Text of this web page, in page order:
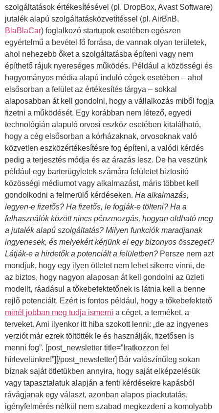
szolgáltatások értékesítésével (pl. DropBox, Avast Software)
jutalék alapú szolgáltatásközvetítéssel (pl. AirBnB,
BlaBlaCar) foglalkozó startupok esetében egészen
egyértelmű a bevétel fő forrása, de vannak olyan területek,
ahol nehezebb őket a szolgáltatásba építeni vagy nem
építhető rájuk nyereséges működés. Például a közösségi és
hagyományos média alapú induló cégek esetében – ahol
elsősorban a felület az értékesítés tárgya – sokkal
alaposabban át kell gondolni, hogy a vállalkozás miből fogja
fizetni a működését. Egy korábban nem létező, egyedi
technológián alapuló orvosi eszköz esetében kitalálható,
hogy a cég elsősorban a kórházaknak, orvosoknak való
közvetlen eszközértékesítésre fog építeni, a valódi kérdés
pedig a terjesztés módja és az árazás lesz. De ha veszünk
például egy barterügyletek számára felületet biztosító
közösségi médiumot vagy alkalmazást, máris többet kell
gondolkodni a felmerülő kérdéseken. Ha alkalmazás,
legyen-e fizetős? Ha fizetős, le fogják-e tölteni? Ha a
felhasználók között nincs pénzmozgás, hogyan oldható meg
a jutalék alapú szolgáltatás? Milyen funkciók maradjanak
ingyenesek, és melyekért kérjünk el egy bizonyos összeget?
Látják-e a hirdetők a potenciált a felületben? Persze nem azt
mondjuk, hogy egy ilyen ötletet nem lehet sikerre vinni, de
az biztos, hogy nagyon alaposan át kell gondolni az üzleti
modellt, ráadásul a tőkebefektetőnek is látnia kell a benne
rejlő potenciált. Ezért is fontos például, hogy a tőkebefektető
minél jobban meg tudja ismerni a céget, a terméket, a
terveket. Ami ilyenkor itt hiba szokott lenni: „de az ingyenes
verziót már ezrek töltötték le és használják, fizetősen is
menni fog”. [post_newsletter title=”Iratkozzon fel
hírlevelünkre!”][/post_newsletter] Bár valószínűleg sokan
bíznak saját ötletükben annyira, hogy saját elképzelésük
vagy tapasztalatuk alapján a fenti kérdésekre kapásból
rávágjanak egy választ, azonban alapos piackutatás,
igényfelmérés nélkül nem szabad megkezdeni a komolyabb